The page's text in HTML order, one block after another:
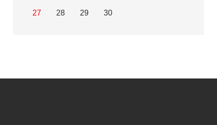
27 28 29 30